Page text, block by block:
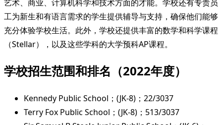
艺术、商业、计算机科学和技术方面的才能。学校还有专责员
工为新生和有语言需求的学生提供辅导与支持，确保他们能够
充分体验学校生活。此外，学校还提供丰富的数学和科学课程
（Stellar），以及这些学科的大学预科AP课程。
学校招生范围和排名（2022年度）
Kennedy Public School；(JK-8)；22/3037
Terry Fox Public School；(JK-8)；513/3037